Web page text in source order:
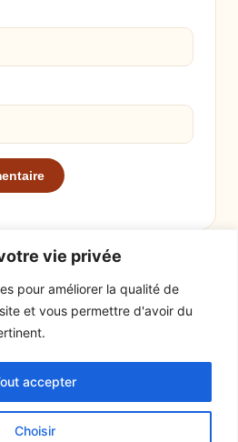
vie privée
pour améliorer la qualité de
et vous permettre d'avoir du
Choisir
accepterActualités
Mentions légales